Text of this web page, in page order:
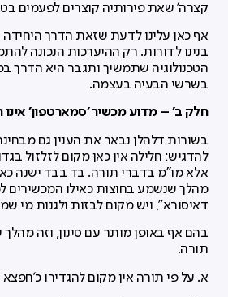
קצרה' שאת פירותיה קוצרים לפעמים
אף כאן עלינו לדעת שזאת הדרך היחידה
בנינו לדורות. רק ההיערכות הנכונה
הטכנולוגיה שתמשיך ותגבר היא
בשרשי הבעיה בעצמה.
חלק ב' – מדוע מכשיר 'סמארטפון'
בשורות דלהלן נבאר את הענין גם
להדגיש: חלילה אין כאן מקום לזלזול
אלא מו"מ בדברי תורה. בד בבד ישנה
מהלך שנשמע בחוצות כאילו המכשירים
דאיסורא", ויש מקום לבזות ולגנות מי
בהם אף באופן מותר עם סינון, וזה מהלך
תורה.
א. על פי תורה אין מקום להגדירו כ'חפצא